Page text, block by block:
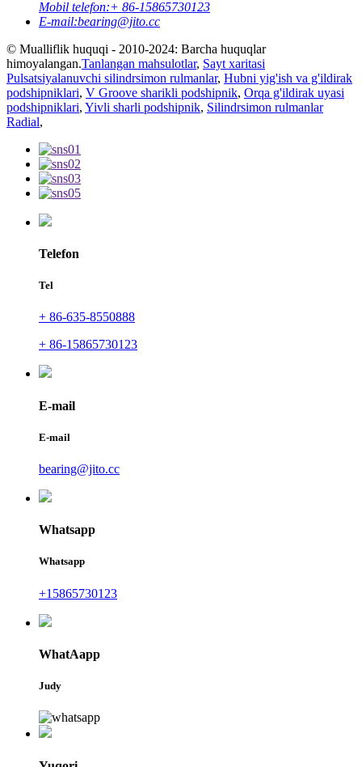
Mobil telefon:+ 86-15865730123
E-mail:bearing@jito.cc
© Mualliflik huquqi - 2010-2024: Barcha huquqlar
himoyalangan.Tanlangan mahsulotlar, Sayt xaritasi
Pulsatsiyalanuvchi silindrsimon rulmanlar, Hubni yig'ish va g'ildirak
podshipniklari, V Groove sharikli podshipnik, Orqa g'ildirak uyasi
podshipniklari, Yivli sharli podshipnik, Silindrsimon rulmanlar
Radial,
Telefon
Tel
+ 86-635-8550888
+ 86-15865730123
E-mail
E-mail
bearing@jito.cc
Whatsapp
Whatsapp
+15865730123
WhatAapp
Judy